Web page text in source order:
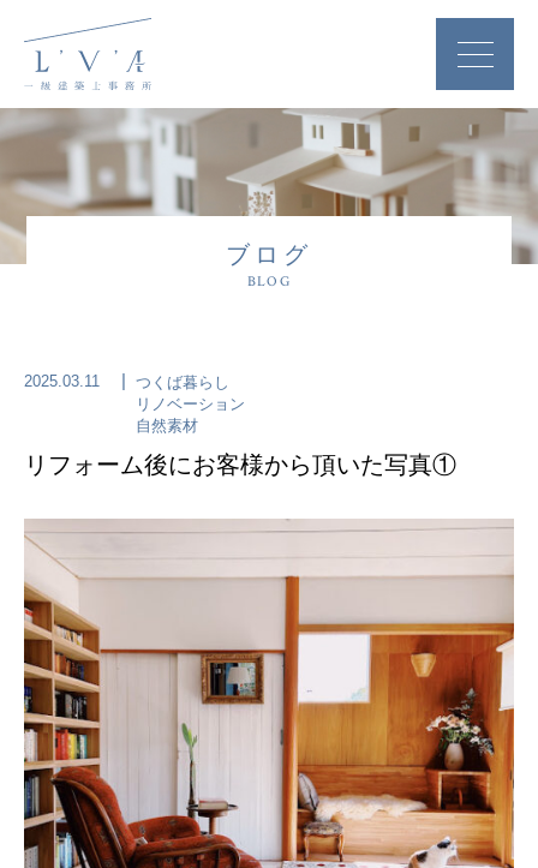
ブログ
BLOG
2025.03.11
つくば暮らし
リノベーション
自然素材
リフォーム後にお客様から頂いた写真①